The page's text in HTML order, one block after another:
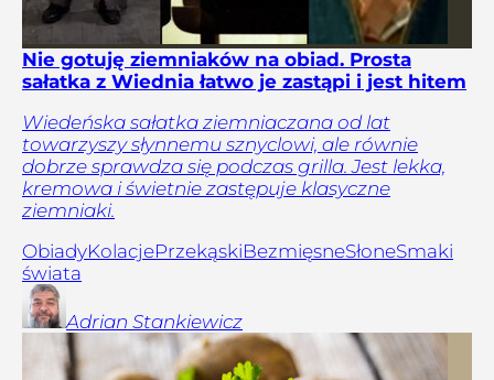
Nie gotuję ziemniaków na obiad. Prosta
sałatka z Wiednia łatwo je zastąpi i jest hitem
Wiedeńska sałatka ziemniaczana od lat
towarzyszy słynnemu sznyclowi, ale równie
dobrze sprawdza się podczas grilla. Jest lekka,
kremowa i świetnie zastępuje klasyczne
ziemniaki.
ObiadyKolacjePrzekąskiBezmięsneSłoneSmaki
świata
Adrian Stankiewicz